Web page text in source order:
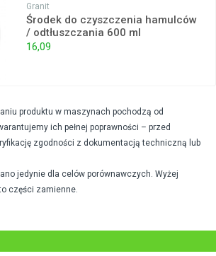
Granit
Środek do czyszczenia hamulców
/ odtłuszczania 600 ml
16,09
produktu w maszynach pochodzą od
ich pełnej poprawności – przed
zgodności z dokumentacją techniczną lub
jedynie dla celów porównawczych. Wyżej
części zamienne.